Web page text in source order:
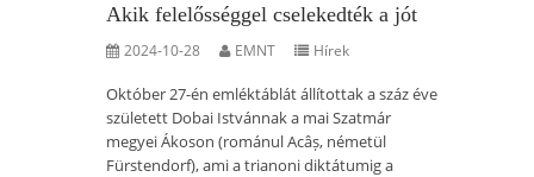
Akik felelősséggel cselekedték a jót
2024-10-28 EMNT Hírek
Október 27-én emléktáblát állítottak a száz éve
született Dobai Istvánnak a mai Szatmár
megyei Ákoson (románul Acâș, németül
Fürstendorf), ami a trianoni diktátumig a